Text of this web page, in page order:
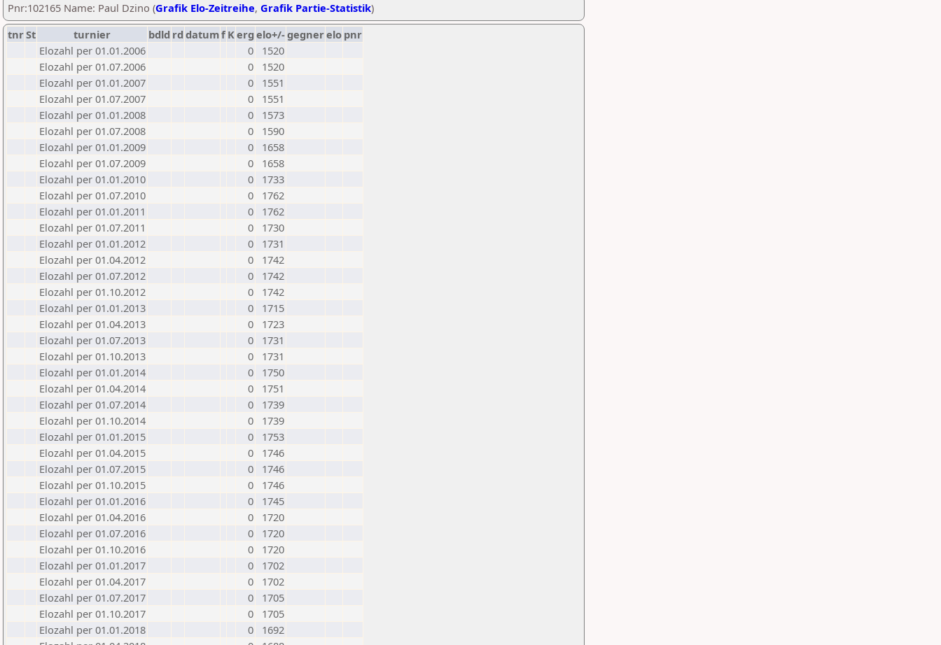
Pnr:102165 Name: Paul Dzino (Grafik Elo-Zeitreihe, Grafik Partie-Statistik)
tnrSt turnier bdld rd datumf Kerg elo+/-gegnerelo pnr
Elozahl per 01.01.2006
0
1520
Elozahl per 01.07.2006
0
1520
Elozahl per 01.01.2007
0
1551
Elozahl per 01.07.2007
0
1551
Elozahl per 01.01.2008
0
1573
Elozahl per 01.07.2008
0
1590
Elozahl per 01.01.2009
0
1658
Elozahl per 01.07.2009
0
1658
Elozahl per 01.01.2010
0
1733
Elozahl per 01.07.2010
0
1762
Elozahl per 01.01.2011
0
1762
Elozahl per 01.07.2011
0
1730
Elozahl per 01.01.2012
0
1731
Elozahl per 01.04.2012
0
1742
Elozahl per 01.07.2012
0
1742
Elozahl per 01.10.2012
0
1742
Elozahl per 01.01.2013
0
1715
Elozahl per 01.04.2013
0
1723
Elozahl per 01.07.2013
0
1731
Elozahl per 01.10.2013
0
1731
Elozahl per 01.01.2014
0
1750
Elozahl per 01.04.2014
0
1751
Elozahl per 01.07.2014
0
1739
Elozahl per 01.10.2014
0
1739
Elozahl per 01.01.2015
0
1753
Elozahl per 01.04.2015
0
1746
Elozahl per 01.07.2015
0
1746
Elozahl per 01.10.2015
0
1746
Elozahl per 01.01.2016
0
1745
Elozahl per 01.04.2016
0
1720
Elozahl per 01.07.2016
0
1720
Elozahl per 01.10.2016
0
1720
Elozahl per 01.01.2017
0
1702
Elozahl per 01.04.2017
0
1702
Elozahl per 01.07.2017
0
1705
Elozahl per 01.10.2017
0
1705
Elozahl per 01.01.2018
0
1692